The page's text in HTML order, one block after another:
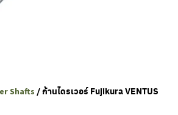
Shafts / ก้านไดรเวอร์ Fujikura VENTUS